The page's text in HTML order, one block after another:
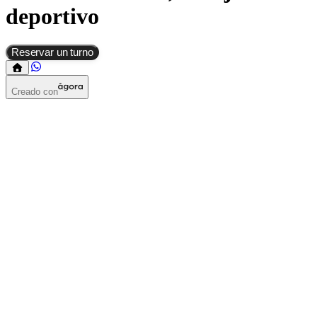
deportivo
Reservar un turno
Creado con